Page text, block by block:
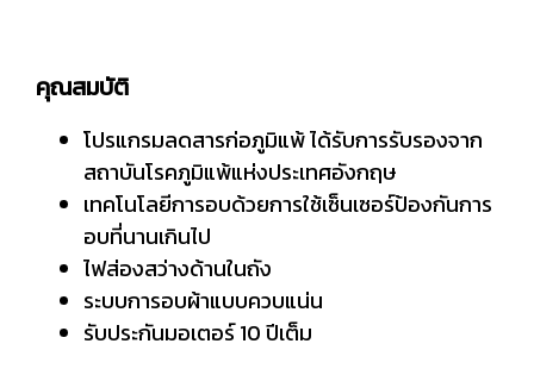
คุณสมบัติ
โปรแกรมลดสารก่อภูมิแพ้ ได้รับการรับรองจาก
สถาบันโรคภูมิแพ้แห่งประเทศอังกฤษ
เทคโนโลยีการอบด้วยการใช้เซ็นเซอร์ป้องกันการ
อบที่นานเกินไป
ไฟส่องสว่างด้านในถัง
ระบบการอบผ้าแบบควบแน่น
รับประกันมอเตอร์ 10 ปีเต็ม